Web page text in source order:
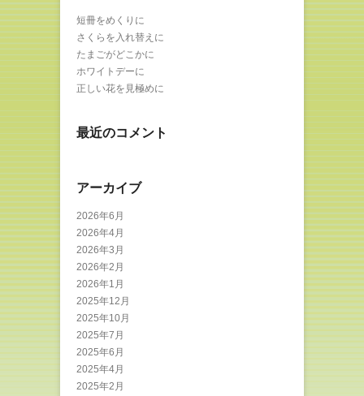
短冊をめくりに
さくらを入れ替えに
たまごがどこかに
ホワイトデーに
正しい花を見極めに
最近のコメント
アーカイブ
2026年6月
2026年4月
2026年3月
2026年2月
2026年1月
2025年12月
2025年10月
2025年7月
2025年6月
2025年4月
2025年2月